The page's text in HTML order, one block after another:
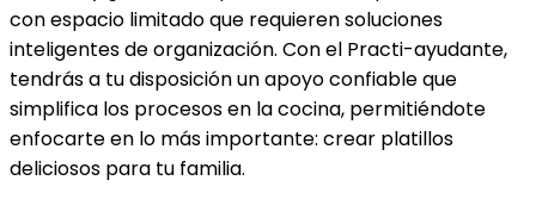
con espacio limitado que requieren soluciones
inteligentes de organización. Con el Practi-ayudante,
tendrás a tu disposición un apoyo confiable que
simplifica los procesos en la cocina, permitiéndote
enfocarte en lo más importante: crear platillos
deliciosos para tu familia.